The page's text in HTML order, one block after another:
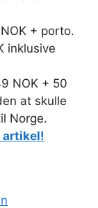
+ porto.
inklusive
NOK + 50
at skulle
Norge.
artikel!